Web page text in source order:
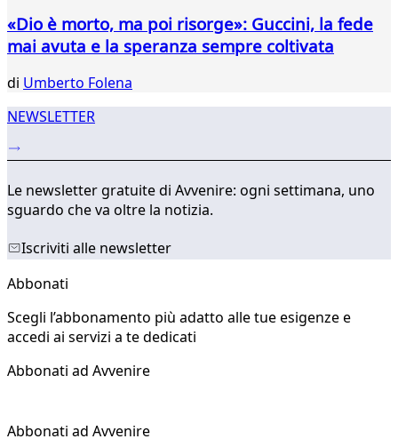
...
«Dio è morto, ma poi risorge»: Guccini, la fede
mai avuta e la speranza sempre coltivata
di Umberto Folena
NEWSLETTER
Le newsletter gratuite di Avvenire: ogni settimana, uno
sguardo che va oltre la notizia.
Iscriviti alle newsletter
Abbonati
Scegli l’abbonamento più adatto alle tue esigenze e
accedi ai servizi a te dedicati
Abbonati ad Avvenire
Abbonati ad Avvenire